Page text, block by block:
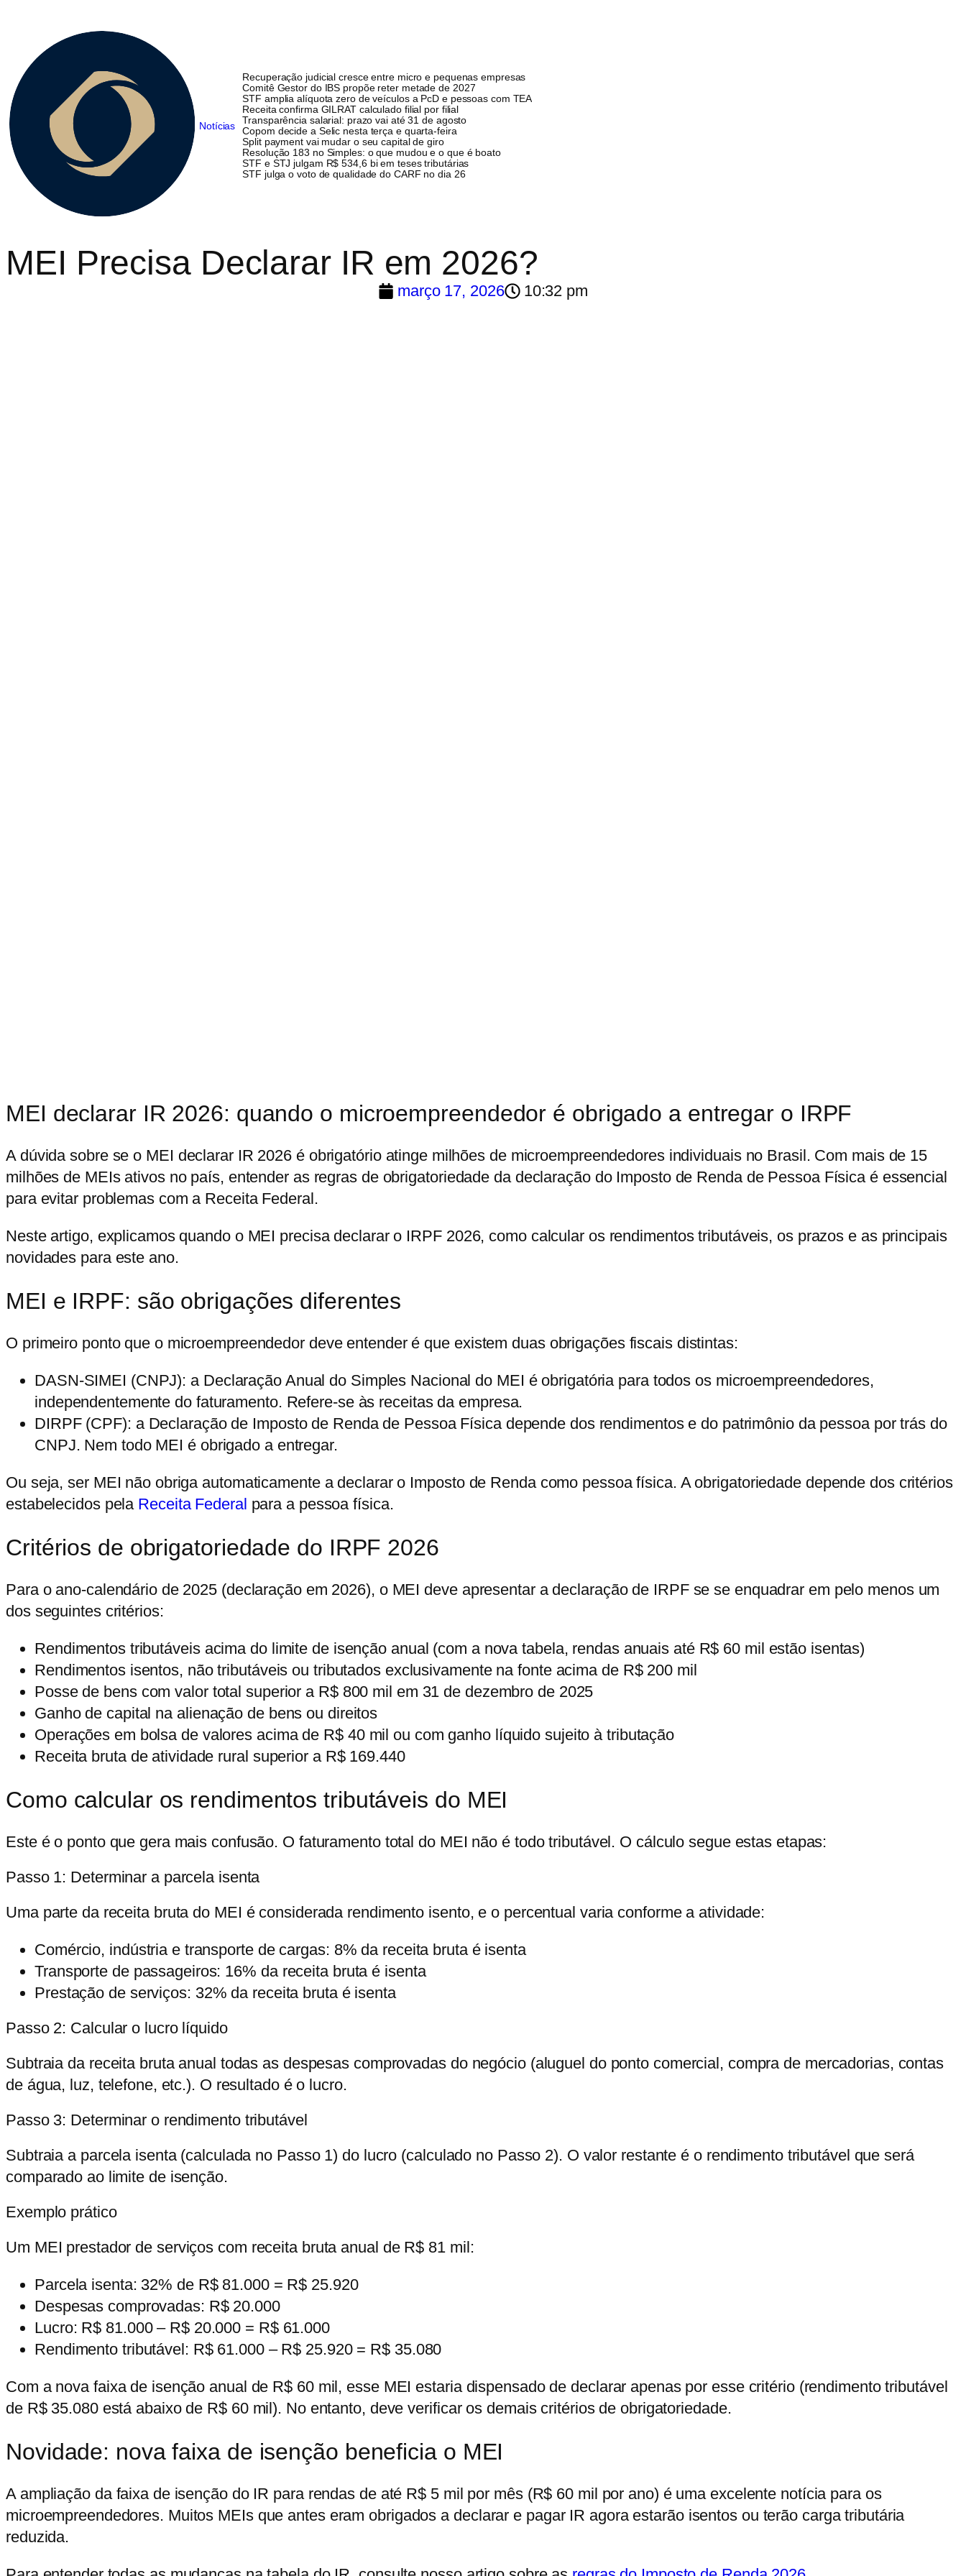
Notícias
Recuperação judicial cresce entre micro e pequenas empresas
Comitê Gestor do IBS propõe reter metade de 2027
STF amplia alíquota zero de veículos a PcD e pessoas com TEA
Receita confirma GILRAT calculado filial por filial
Transparência salarial: prazo vai até 31 de agosto
Copom decide a Selic nesta terça e quarta-feira
Split payment vai mudar o seu capital de giro
Resolução 183 no Simples: o que mudou e o que é boato
STF e STJ julgam R$ 534,6 bi em teses tributárias
STF julga o voto de qualidade do CARF no dia 26
MEI Precisa Declarar IR em 2026?
março 17, 2026 10:32 pm
MEI declarar IR 2026: quando o microempreendedor é obrigado a entregar o IRPF
A dúvida sobre se o MEI declarar IR 2026 é obrigatório atinge milhões de microempreendedores individuais no Brasil. Com mais de 15
milhões de MEIs ativos no país, entender as regras de obrigatoriedade da declaração do Imposto de Renda de Pessoa Física é essencial
para evitar problemas com a Receita Federal.
Neste artigo, explicamos quando o MEI precisa declarar o IRPF 2026, como calcular os rendimentos tributáveis, os prazos e as principais
novidades para este ano.
MEI e IRPF: são obrigações diferentes
O primeiro ponto que o microempreendedor deve entender é que existem duas obrigações fiscais distintas:
DASN-SIMEI (CNPJ): a Declaração Anual do Simples Nacional do MEI é obrigatória para todos os microempreendedores,
independentemente do faturamento. Refere-se às receitas da empresa.
DIRPF (CPF): a Declaração de Imposto de Renda de Pessoa Física depende dos rendimentos e do patrimônio da pessoa por trás do
CNPJ. Nem todo MEI é obrigado a entregar.
Ou seja, ser MEI não obriga automaticamente a declarar o Imposto de Renda como pessoa física. A obrigatoriedade depende dos critérios
estabelecidos pela Receita Federal para a pessoa física.
Critérios de obrigatoriedade do IRPF 2026
Para o ano-calendário de 2025 (declaração em 2026), o MEI deve apresentar a declaração de IRPF se se enquadrar em pelo menos um
dos seguintes critérios:
Rendimentos tributáveisacima do limite de isenção anual (com a nova tabela, rendas anuais até R$ 60 mil estão isentas)
Rendimentos isentos, não tributáveis ou tributados exclusivamente na fonteacima de R$ 200 mil
Posse de benscom valor total superior a R$ 800 mil em 31 de dezembro de 2025
Ganho de capital na alienação de bens ou direitos
Operações em bolsa de valores acima de R$ 40 mil ou com ganho líquido sujeito à tributação
Receita bruta de atividade rural superior a R$ 169.440
Como calcular os rendimentos tributáveis do MEI
Este é o ponto que gera mais confusão. O faturamento total do MEI não é todo tributável . O cálculo segue estas etapas:
Passo 1: Determinar a parcela isenta
Uma parte da receita bruta do MEI é considerada rendimento isento, e o percentual varia conforme a atividade:
Comércio, indústria e transporte de cargas: 8% da receita bruta é isenta
Transporte de passageiros: 16% da receita bruta é isenta
Prestação de serviços: 32% da receita bruta é isenta
Passo 2: Calcular o lucro líquido
Subtraia da receita bruta anual todas as despesas comprovadas do negócio (aluguel do ponto comercial, compra de mercadorias, contas
de água, luz, telefone, etc.). O resultado é o lucro.
Passo 3: Determinar o rendimento tributável
Subtraia a parcela isenta (calculada no Passo 1) do lucro (calculado no Passo 2). O valor restante é o rendimento tributável que será
comparado ao limite de isenção.
Exemplo prático
Um MEI prestador de serviços com receita bruta anual de R$ 81 mil:
Parcela isenta: 32% de R$ 81.000 = R$ 25.920
Despesas comprovadas: R$ 20.000
Lucro: R$ 81.000 – R$ 20.000 = R$ 61.000
Rendimento tributável: R$ 61.000 – R$ 25.920 = R$ 35.080
Com a nova faixa de isenção anual de R$ 60 mil, esse MEI estaria dispensadode declarar apenas por esse critério (rendimento tributável
de R$ 35.080 está abaixo de R$ 60 mil). No entanto, deve verificar os demais critérios de obrigatoriedade.
Novidade: nova faixa de isenção beneficia o MEI
A ampliação da faixa de isenção do IR para rendas de até R$ 5 mil por mês (R$ 60 mil por ano) é uma excelente notícia para os
microempreendedores. Muitos MEIs que antes eram obrigados a declarar e pagar IR agora estarão isentos ou terão carga tributária
reduzida.